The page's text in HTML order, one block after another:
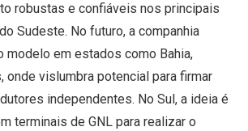
robustas e confiáveis nos principais
Sudeste. No futuro, a companhia
modelo em estados como Bahia,
onde vislumbra potencial para firmar
independentes. No Sul, a ideia é
terminais de GNL para realizar o